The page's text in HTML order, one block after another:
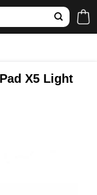
X5 Light